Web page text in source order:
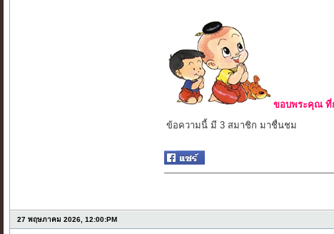
ขอบพระคุณ ที่
ข้อความนี้ มี 3 สมาชิก มาชื่นชม
27 พฤษภาคม 2026, 12:00:PM